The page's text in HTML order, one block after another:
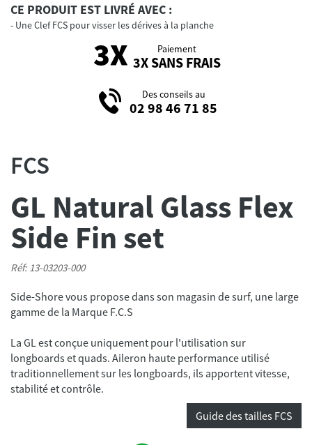
CE PRODUIT EST LIVRÉ AVEC :
Une Clef FCS pour visser les dérives à la planche
Paiement
3X SANS FRAIS
Des conseils au
02 98 46 71 85
FCS
GL Natural Glass Flex
Side Fin set
Réf: 13-03203-000
Side-Shore vous propose dans son magasin de surf, une large
La GL est conçue uniquement pour l'utilisation sur
longboards et quads. Aileron haute performance utilisé
traditionnellement sur les longboards, ils apportent vitesse,
stabilité et contrôle.
Guide des tailles FCS